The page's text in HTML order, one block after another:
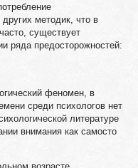
других методик, что в
существует
ряда предосторожностей:
феномен, в
среди психологов нет
литературе
внимания как самосто